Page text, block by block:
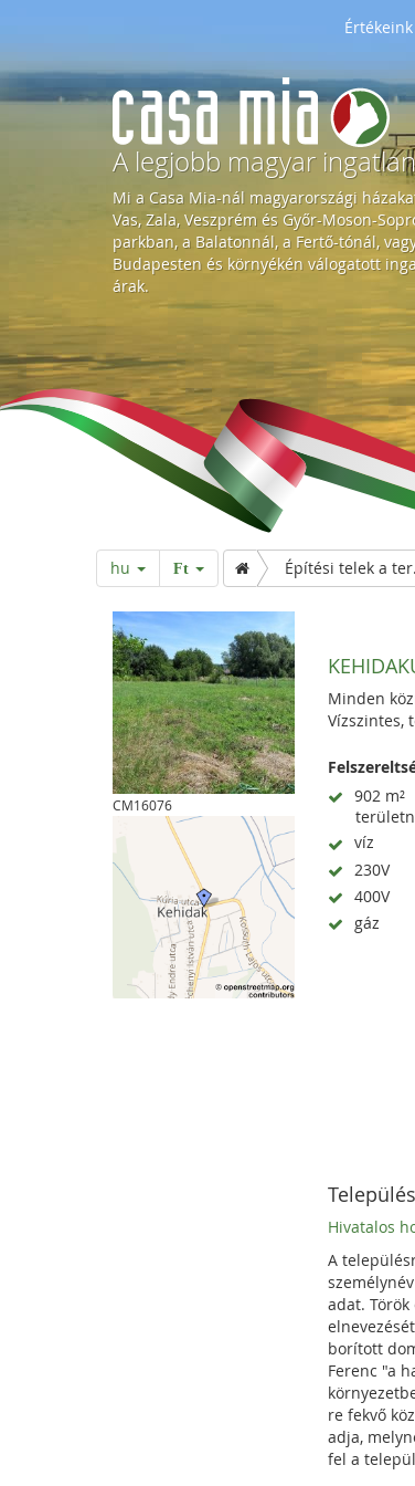
Értékeink
H
o
m
e
A legjobb magyar
Mi a Casa Mia-nál magyarországi
Vas, Zala, Veszprém és Győr-Moson-
parkban, a Balatonnál, a Fertő-tónál,
Budapesten és környékén válogatott
árak.
hu Ft
CM16076
Minden
Vízszintes,
902 m²
víz
230V
400V
gáz
Hivatalos
A
adat.
borított
Ferenc "a
re fekvő
adja,
fel a